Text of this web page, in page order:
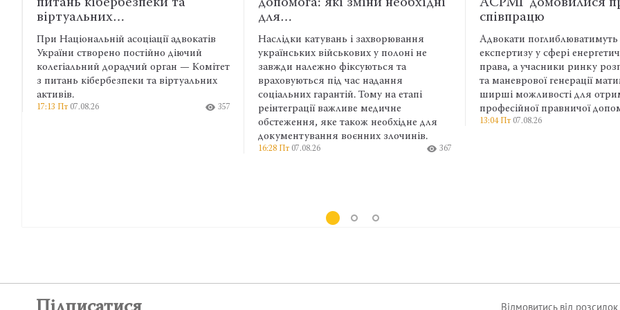
та
асоціації адвокатів
постійно діючий
орган — Комітет
та віртуальних
допомога: які зміни необхідні
Наслідки катувань і захворювання
українських військових у полоні не
завжди належно фіксуються та
враховуються під час надання
соціальних гарантій. Тому на етапі
реінтеграції важливе медичне
обстеження, яке також необхідне для
документування воєнних злочинів.
АСРМГ домовилися про
Адвокати поглиблюватимуть фахову
експертизу у сфері енергетичного
права, а учасники ринку розподіленої
та маневрової генерації матимуть
ширші можливості для отримання
професійної правничої допомоги.
13:04 Пт07.08.26
Відмовитись від